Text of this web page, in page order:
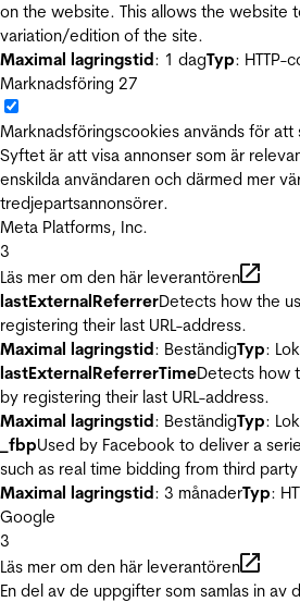
on the website. This allows the website
variation/edition of the site.
Maximal lagringstid: 1 dagTyp: HTTP-
Marknadsföring 27
Marknadsföringscookies används för
Syftet är att visa annonser som är
enskilda användaren och därmed mer
tredjepartsannonsörer.
Meta Platforms, Inc.
3
Läs mer om den här leverantören
lastExternalReferrerDetects how the
registering their last URL-address.
Maximal lagringstid: BeständigTyp:
lastExternalReferrerTimeDetects how
by registering their last URL-address.
Maximal lagringstid: BeständigTyp:
_fbpUsed by Facebook to deliver a
such as real time bidding from third
Maximal lagringstid: 3 månaderTyp:
Google
3
Läs mer om den här leverantören
En del av de uppgifter som samlas in av